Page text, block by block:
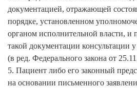
документацией, отражающей
порядке, установленном
органом исполнительной власти, и
такой документации консультации
(в ред. Федерального закона от
5. Пациент либо его законный
на основании письменного